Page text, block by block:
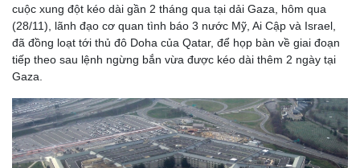
Văn hóa
Sân khấu - Điện ảnh
Văn học
Âm nhạc
Di sản
Giải trí
Thời trang
Sao Việt
cuộc xung đột kéo dài gần 2 tháng qua tại dải Gaza, hôm qua
(28/11), lãnh đạo cơ quan tình báo 3 nước Mỹ, Ai Cập và Israel,
đã đồng loạt tới thủ đô Doha của Qatar, để họp bàn về giai đoạn
tiếp theo sau lệnh ngừng bắn vừa được kéo dài thêm 2 ngày tại
Gaza.